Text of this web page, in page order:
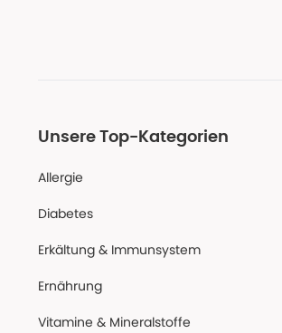
Unsere Top-Kategorien
Allergie
Diabetes
Erkältung & Immunsystem
Ernährung
Vitamine & Mineralstoffe